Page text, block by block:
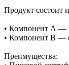
Продукт состоит
• Компонент А —
• Компонент В —
Преимущества: